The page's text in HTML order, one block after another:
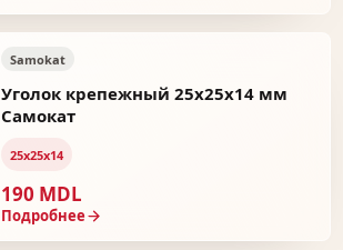
Samokat
Уголок крепежный 25x25x14 мм
Самокат
25х25х14
190 MDL
Подробнее